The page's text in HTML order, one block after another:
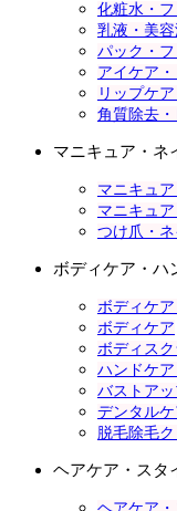
化粧水・
乳液・美
パック・
アイケア
リップケ
角質除去
マニキュア・ネ
マニキュ
マニキュ
つけ爪・
ボディケア・ハ
ボディケ
ボディケア
ボディス
ハンドケ
バストア
デンタルケ
脱毛除毛
ヘアケア・スタ